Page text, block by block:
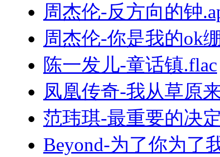
周杰伦-反方向的钟
周杰伦-你是我的ok
陈一发儿-童话镇.flac
凤凰传奇-我从草原
范玮琪-最重要的决
Beyond-为了你为了